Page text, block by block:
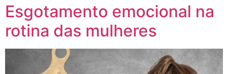
Esgotamento emocional na
rotina das mulheres